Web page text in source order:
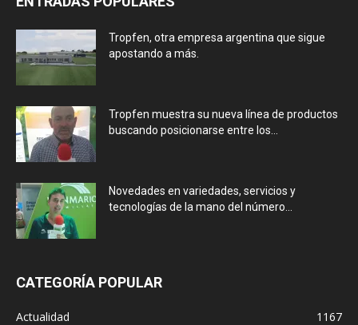
Tropfen, otra empresa argentina que sigue
apostando a más.
Tropfen muestra su nueva línea de productos
buscando posicionarse entre los...
Novedades en variedades, servicios y
tecnologías de la mano del número...
CATEGORÍA POPULAR
Actualidad
1167